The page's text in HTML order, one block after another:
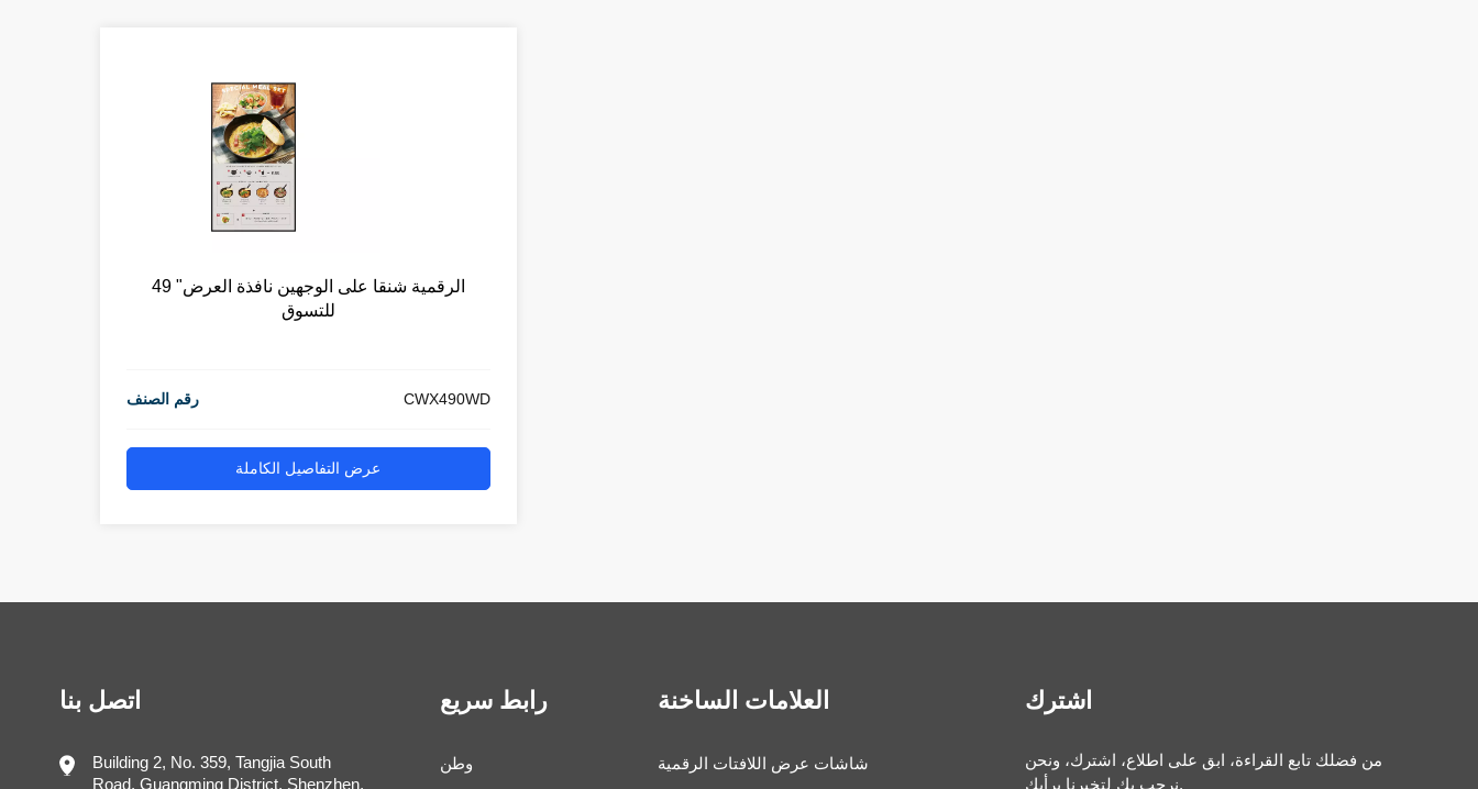
49 "الرقمية شنقا على الوجهين نافذة العرض
للتسوق
رقم الصنف CWX490WD
عرض التفاصيل الكاملة
اتصل بنا
Building 2, No. 359, Tangjia South
Road, Guangming District, Shenzhen,
رابط سريع
وطن
العلامات الساخنة
شاشات عرض اللافتات الرقمية
اشترك
من فضلك تابع القراءة، ابق على اطلاع، اشترك، ونحن
نرحب بك لتخبرنا برأيك.